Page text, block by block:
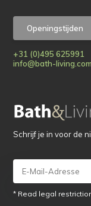
Openingstijden
+31 (0)495 625991
info@bath-living.com
Schrijf je in voor de
* Read legal